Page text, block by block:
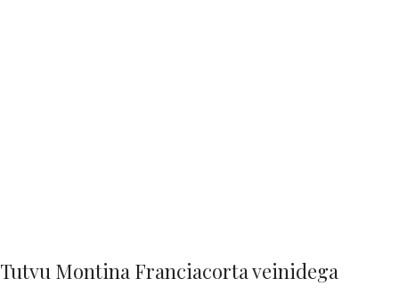
Tutvu Montina Franciacorta veinidega